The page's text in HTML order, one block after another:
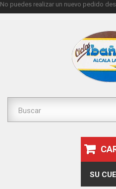
No puedes realizar un nuevo pedido
SU